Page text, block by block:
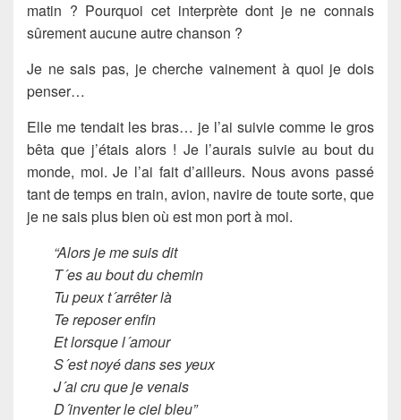
matin ? Pourquoi cet interprète dont je ne connais
sûrement aucune autre chanson ?
Je ne sais pas, je cherche vainement à quoi je dois
penser…
Elle me tendait les bras… je l’ai suivie comme le gros
bêta que j’étais alors ! Je l’aurais suivie au bout du
monde, moi. Je l’ai fait d’ailleurs. Nous avons passé
tant de temps en train, avion, navire de toute sorte, que
je ne sais plus bien où est mon port à moi.
“Alors je me suis dit
T´es au bout du chemin
Tu peux t´arrêter là
Te reposer enfin
Et lorsque l´amour
S´est noyé dans ses yeux
J´ai cru que je venais
D´inventer le ciel bleu”